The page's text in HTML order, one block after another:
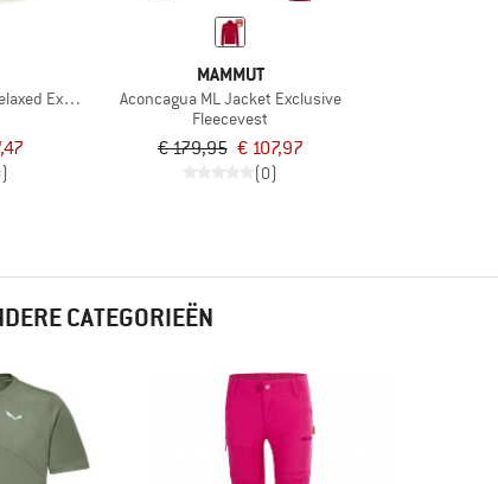
Exclusive
MAMMUT
Aconcagua ML Jacket Exclusive
Fleecevest
€ 179,95 € 107,97
(0)
CATEGORIEËN